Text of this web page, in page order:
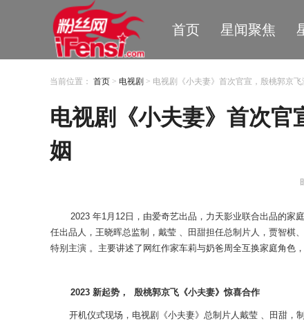
首页 星闻聚焦
当前位置： 首页 > 电视剧 > 电视剧《小夫妻》首次官宣，殷桃郭京
电视剧《小夫妻》首次
姻
2023 年1月12日，由爱奇艺出品，力天影业联合出品的家
任出品人，王晓晖总监制，戴莹 、田甜担任总制片人， 贾智棋
特别主演 。主要讲述了网红作家车莉与奶爸周全互换家庭角色
2023 新起势， 殷桃郭京飞《小夫妻》惊喜合作
开机仪式现场 ，电视剧《小夫妻》总制 片人戴莹 、田甜，